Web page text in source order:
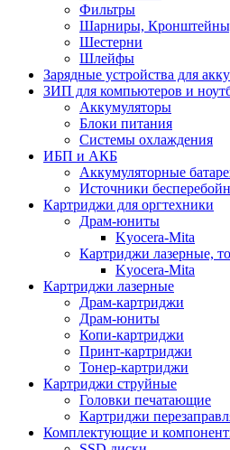
Фильтры
Шарниры,
Шестерни
Шлейфы
Зарядные устройства для
ЗИП для компьютеров и
Аккумуляторы
Блоки питания
Системы охлаждения
ИБП и АКБ
Аккумуляторные
Источники
Картриджи для оргтехники
Драм-юниты
Kyocera-Mita
Картриджи лазерные,
Kyocera-Mita
Картриджи лазерные
Драм-картриджи
Драм-юниты
Копи-картриджи
Принт-картриджи
Тонер-картриджи
Картриджи струйные
Головки печатающие
Картриджи
Комплектующие и